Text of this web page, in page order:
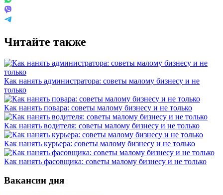
Читайте также
Как нанять администратора: советы малому бизнесу и не
только
Как нанять повара: советы малому бизнесу и не только
Как нанять водителя: советы малому бизнесу и не только
Как нанять курьера: советы малому бизнесу и не только
Как нанять фасовщика: советы малому бизнесу и не только
Вакансии дня